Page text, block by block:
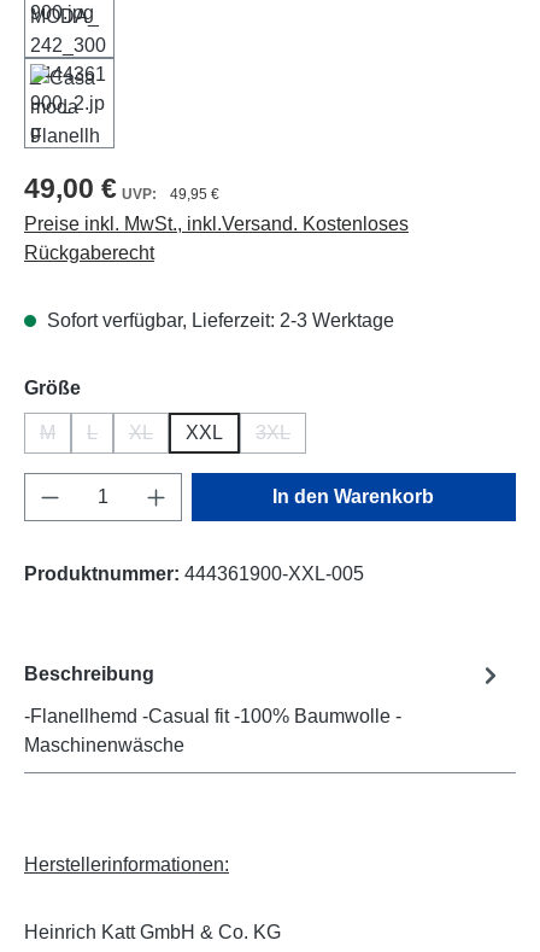
49,00 € 49,95 €
Preise inkl. MwSt., inkl.Versand. Kostenloses
Rückgaberecht
Sofort verfügbar, Lieferzeit: 2-3 Werktage
Größeauswählen
M
(Diese Option ist zurzeit nicht verfügbar.)
L
(Diese Option ist zurzeit nicht verfügbar.)
XL
(Diese Option ist zurzeit nicht verfügbar.)
XXL 3XL
Produkt Anzahl: Gib den gewünschten
In den Warenkorb
Produktnummer: 444361900-XXL-005
Beschreibung
-Flanellhemd -Casual fit -100% Baumwolle -
Maschinenwäsche
Herstellerinformationen:
Heinrich Katt GmbH & Co. KG